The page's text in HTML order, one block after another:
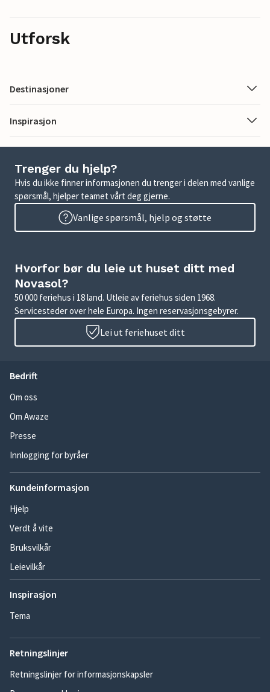
Utforsk
Destinasjoner
Inspirasjon
Trenger du hjelp?
Hvis du ikke finner informasjonen du trenger i delen med vanlige
spørsmål, hjelper teamet vårt deg gjerne.
Vanlige spørsmål, hjelp og støtte
Hvorfor bør du leie ut huset ditt med
Novasol?
50 000 feriehus i 18 land. Utleie av feriehus siden 1968.
Servicesteder over hele Europa. Ingen reservasjonsgebyrer.
Lei ut feriehuset ditt
Bedrift
Om oss
Om Awaze
Presse
Innlogging for byråer
Kundeinformasjon
Hjelp
Verdt å vite
Bruksvilkår
Leievilkår
Inspirasjon
Tema
Retningslinjer
Retningslinjer for informasjonskapsler